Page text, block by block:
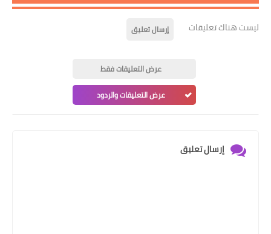
ليست هناك تعليقات إرسال تعليق
عرض التعليقات فقط
عرض التعليقات والردود
إرسال تعليق